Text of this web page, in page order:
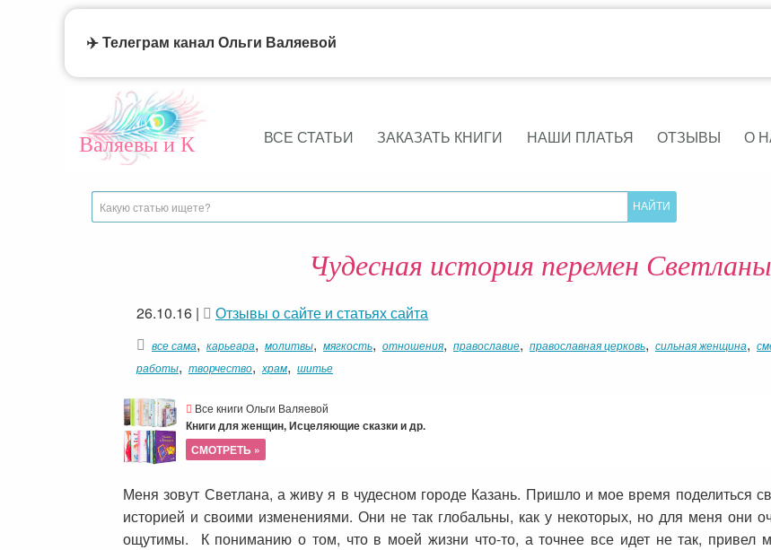
Валяевы и К ВСЕ СТАТЬИ ЗАКАЗАТЬ КНИГИ НАШИ ПЛАТЬЯ ОТЗЫВЫ О
Чудесная история перемен
26.10.16 | Отзывы о сайте и статьях сайта
все сама, карьеара, молитвы, мягкость, отношения, православие, православная церковь, сильная женщина,
работы, творчество, храм, шитье
Все книги Ольги Валяевой
Книги для женщин, Исцеляющие сказки и др.
СМОТРЕТЬ »
Меня зовут Светлана, а живу я в чудесном городе Казань. Пришло и мое время поделиться
историей и своими изменениями. Они не так глобальны, как у некоторых, но для меня они
ощутимы. К пониманию о том, что в моей жизни что-то, а точнее все идет не так, привел
✈️ Телеграм канал Ольги Валяевой